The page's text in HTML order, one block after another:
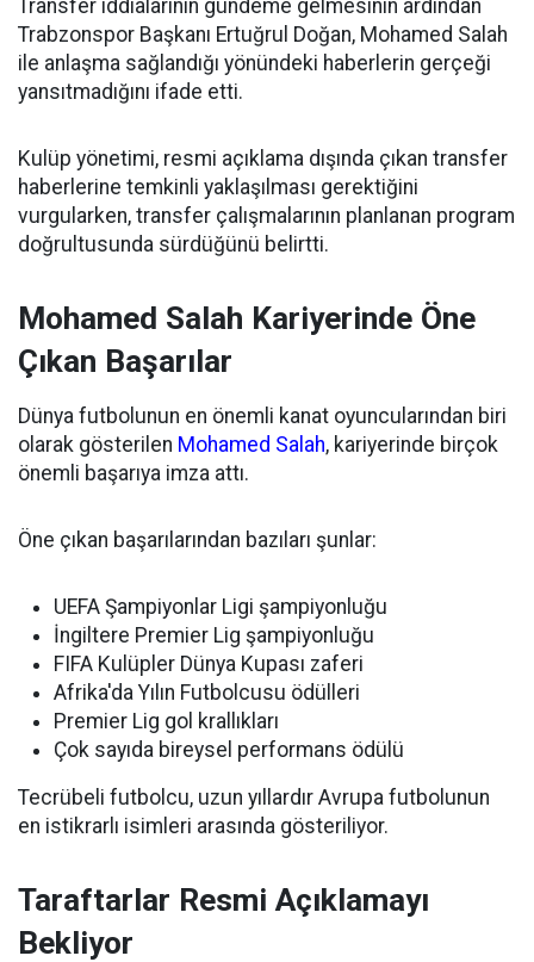
Transfer iddialarının gündeme gelmesinin ardından
Trabzonspor Başkanı Ertuğrul Doğan, Mohamed Salah
ile anlaşma sağlandığı yönündeki haberlerin gerçeği
yansıtmadığını ifade etti.
Kulüp yönetimi, resmi açıklama dışında çıkan transfer
haberlerine temkinli yaklaşılması gerektiğini
vurgularken, transfer çalışmalarının planlanan program
doğrultusunda sürdüğünü belirtti.
Mohamed Salah Kariyerinde Öne
Çıkan Başarılar
Dünya futbolunun en önemli kanat oyuncularından biri
olarak gösterilen Mohamed Salah, kariyerinde birçok
önemli başarıya imza attı.
Öne çıkan başarılarından bazıları şunlar:
UEFA Şampiyonlar Ligi şampiyonluğu
İngiltere Premier Lig şampiyonluğu
FIFA Kulüpler Dünya Kupası zaferi
Afrika'da Yılın Futbolcusu ödülleri
Premier Lig gol krallıkları
Çok sayıda bireysel performans ödülü
Tecrübeli futbolcu, uzun yıllardır Avrupa futbolunun
en istikrarlı isimleri arasında gösteriliyor.
Taraftarlar Resmi Açıklamayı
Bekliyor